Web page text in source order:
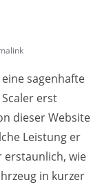
sagenhafte
erst
dieser Website
Leistung er
erstaunlich, wie
in kurzer